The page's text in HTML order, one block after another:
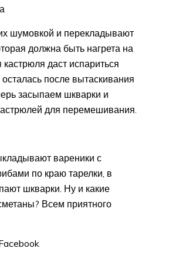
шумовкой и перекладывают
должна быть нагрета на
кастрюля даст испариться
осталась после вытаскивания
засыпаем шкварки и
для перемешивания.
вареники с
по краю тарелки, в
шкварки. Ну и какие
Всем приятного